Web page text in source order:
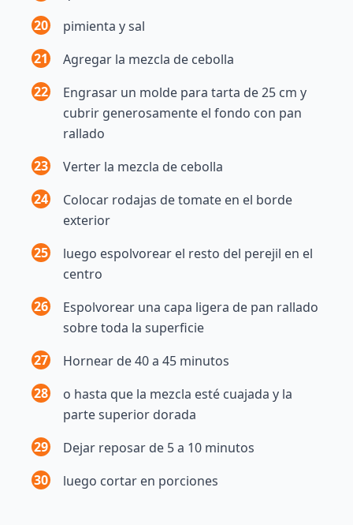
20
pimienta y sal
21
Agregar la mezcla de cebolla
22
Engrasar un molde para tarta de 25 cm y
cubrir generosamente el fondo con pan
rallado
23
Verter la mezcla de cebolla
24
Colocar rodajas de tomate en el borde
exterior
25
luego espolvorear el resto del perejil en el
centro
26
Espolvorear una capa ligera de pan rallado
sobre toda la superficie
27
Hornear de 40 a 45 minutos
28
o hasta que la mezcla esté cuajada y la
parte superior dorada
29
Dejar reposar de 5 a 10 minutos
30
luego cortar en porciones